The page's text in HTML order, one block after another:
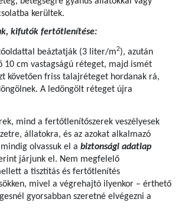
kerültek.
kifutók fertőtlenítése:
beáztatják (3 liter/m2), azután
10 cm vastagságú réteget, majd ismét
követően friss talajréteget hordanak rá,
A ledöngölt réteget újra
mind a fertőtlenítőszerek veszélyesek
állatokra, és az azokat alkalmazó
olvassuk el a biztonsági adatlap
járjunk el. Nem megfelelő
a tisztítás és fertőtlenítés
mivel a végrehajtó ilyenkor – érthető
gyorsabban szeretné elvégezni a